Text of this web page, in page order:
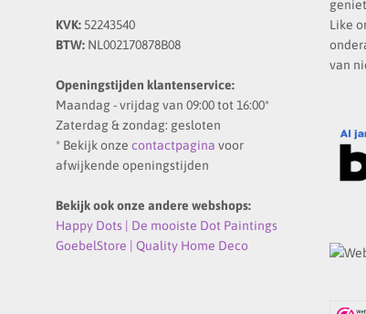
KVK: 52243540
BTW: NL002170878B08
Openingstijden klantenservice:
Maandag - vrijdag van 09:00 tot 16:00*
Zaterdag & zondag: gesloten
* Bekijk onze contactpagina voor
afwijkende openingstijden
Bekijk ook onze andere webshops:
Happy Dots | De mooiste Dot Paintings
GoebelStore | Quality Home Deco
Like
van